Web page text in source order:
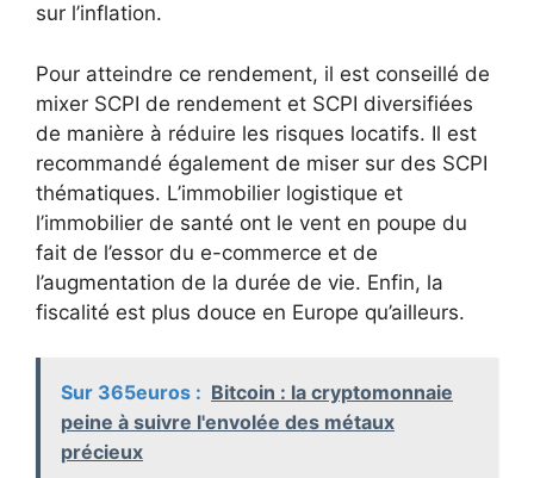
sur l’inflation.
Pour atteindre ce rendement, il est conseillé de
mixer SCPI de rendement et SCPI diversifiées
de manière à réduire les risques locatifs. Il est
recommandé également de miser sur des SCPI
thématiques. L’immobilier logistique et
l’immobilier de santé ont le vent en poupe du
fait de l’essor du e-commerce et de
l’augmentation de la durée de vie. Enfin, la
fiscalité est plus douce en Europe qu’ailleurs.
Sur 365euros : Bitcoin : la cryptomonnaie
peine à suivre l'envolée des métaux
précieux